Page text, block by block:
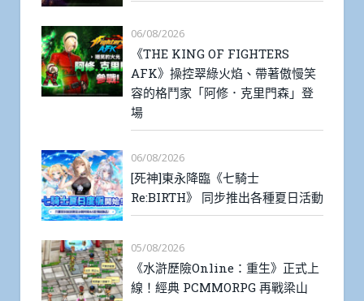
06/08/2026
《THE KING OF FIGHTERS
AFK》操控翠綠火焰、帶著傲慢笑
容的格鬥家「阿修．克里門森」登
場
06/08/2026
[死神]東永降臨《七騎士
Re:BIRTH》 同步推出各種夏日活動
05/08/2026
《水滸歷險Online：重生》正式上
線！經典 PCMMORPG 再戰梁山